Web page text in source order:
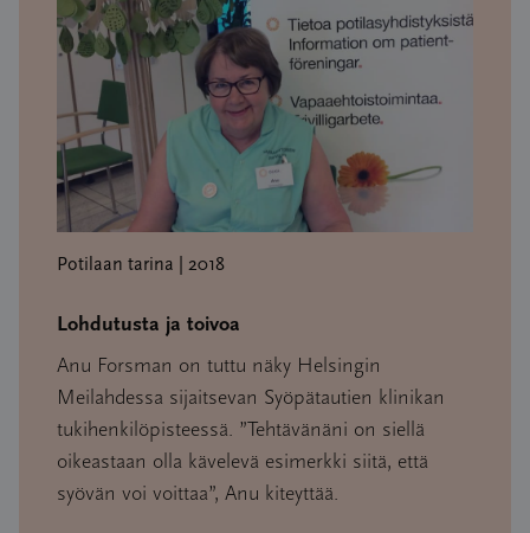
Potilaan tarina | 2018
Lohdutusta ja toivoa
Anu Forsman on tuttu näky Helsingin
Meilahdessa sijaitsevan Syöpätautien klinikan
tukihenkilöpisteessä. ”Tehtävänäni on siellä
oikeastaan olla kävelevä esimerkki siitä, että
syövän voi voittaa”, Anu kiteyttää.